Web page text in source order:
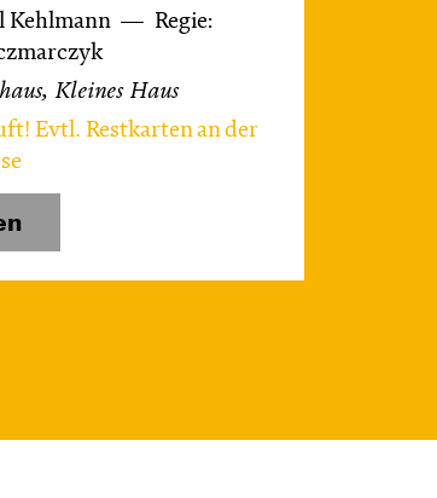
Kehlmann
Regie:
Kleines Haus
Evtl. Restkarten an der